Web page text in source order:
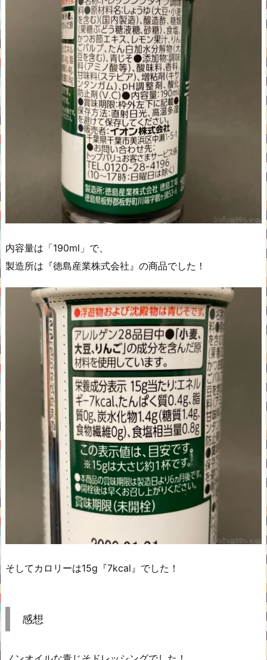
内容量は「190ml」で、
製造所は『徳島産業株式会社』の商品でした！
そしてカロリーは15g『7kcal』でした！
感想